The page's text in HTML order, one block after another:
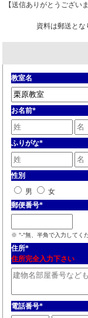
【送信ありがとうござい
資料は郵送とな
教室名
お名前*
ふりがな*
性別
男
女
郵便番号*
※ "-"無、半角で入力してく
住所*
住所完全入力下さい
電話番号*